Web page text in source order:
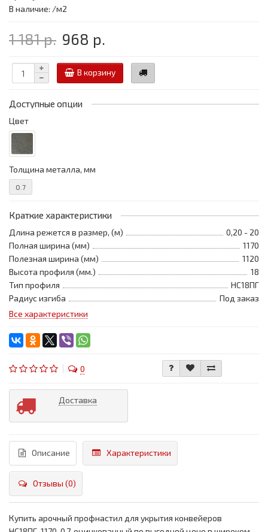
В наличие: /м2
1 181 р. 968 р.
В корзину
Доступные опции
Цвет
Толщина металла, мм
0.7
Краткие характеристики
Длина режется в размер, (м)
0,20 - 20
Полная ширина (мм)
1170
Полезная ширина (мм)
1120
Высота профиля (мм.)
18
Тип профиля
НС18ПГ
Радиус изгиба
Под заказ
Все характеристики
0
Доставка
Описание Характеристики
Отзывы (0)
Купить арочный профнастил для укрытия конвейеров